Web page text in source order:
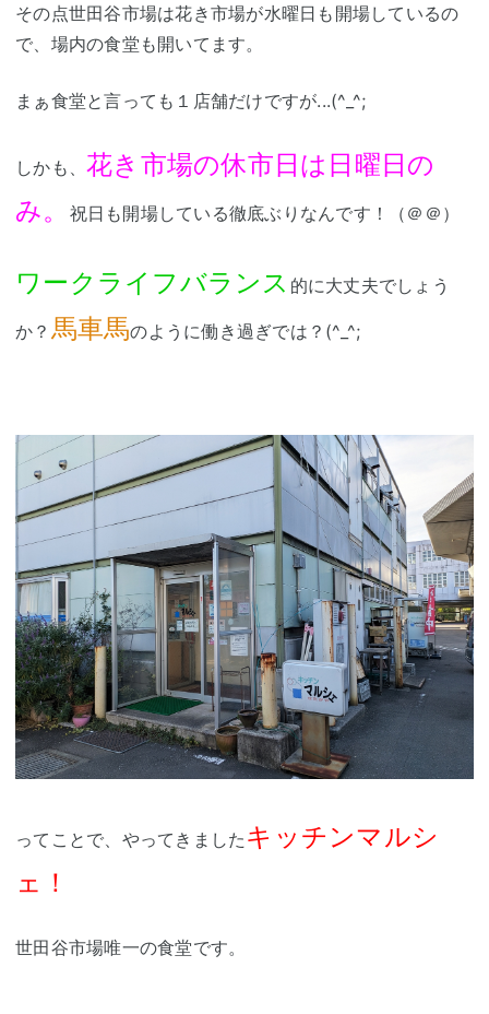
その点世田谷市場は花き市場が水曜日も開場しているの
で、場内の食堂も開いてます。
まぁ食堂と言っても１店舗だけですが...(^_^;
しかも、 花き市場の休市日は日曜日の
み。
祝日も開場している徹底ぶりなんです！（＠＠）
ワークライフバランス 的に大丈夫でしょう
か？ 馬車馬のように働き過ぎでは？(^_^;
ってことで、やってきました キッチンマルシ
ェ！
世田谷市場唯一の食堂です。